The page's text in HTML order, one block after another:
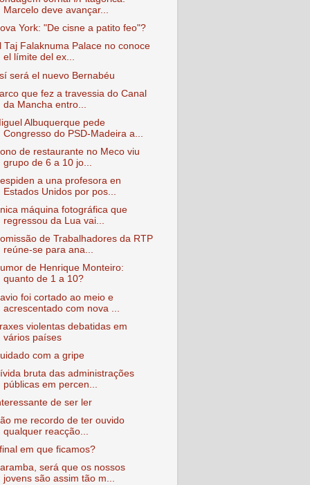
Marcelo deve avançar...
York: "De cisne a patito feo"?
Taj Falaknuma Palace no conoce
el límite del ex...
será el nuevo Bernabéu
que fez a travessia do Canal
da Mancha entro...
Albuquerque pede
Congresso do PSD-Madeira a...
de restaurante no Meco viu
grupo de 6 a 10 jo...
a una profesora en
Estados Unidos por pos...
máquina fotográfica que
regressou da Lua vai...
de Trabalhadores da RTP
reúne-se para ana...
de Henrique Monteiro:
quanto de 1 a 10?
foi cortado ao meio e
acrescentado com nova ...
violentas debatidas em
vários países
com a gripe
bruta das administrações
públicas em percen...
de ser ler
me recordo de ter ouvido
qualquer reacção...
em que ficamos?
será que os nossos
jovens são assim tão m...